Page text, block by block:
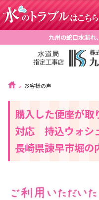
九州の蛇口水漏れ
お客様の声
購入した便座が取
対応 持込ウォシ
長崎県諫早市堀の